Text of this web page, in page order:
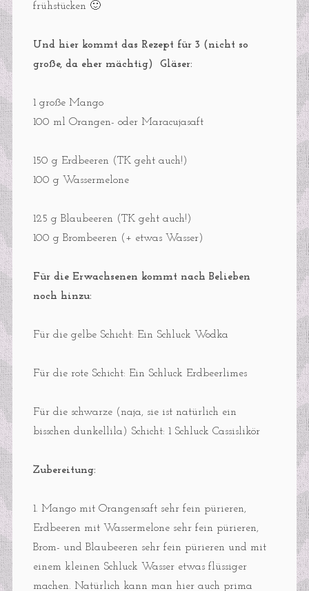
frühstücken 🙂
Und hier kommt das Rezept für 3 (nicht so
große, da eher mächtig) Gläser:
1 große Mango
100 ml Orangen- oder Maracujasaft
150 g Erdbeeren (TK geht auch!)
100 g Wassermelone
125 g Blaubeeren (TK geht auch!)
100 g Brombeeren (+ etwas Wasser)
Für die Erwachsenen kommt nach Belieben
noch hinzu:
Für die gelbe Schicht: Ein Schluck Wodka
Für die rote Schicht: Ein Schluck Erdbeerlimes
Für die schwarze (naja, sie ist natürlich ein
bisschen dunkellila) Schicht: 1 Schluck Cassislikör
Zubereitung:
1. Mango mit Orangensaft sehr fein pürieren,
Erdbeeren mit Wassermelone sehr fein pürieren,
Brom- und Blaubeeren sehr fein pürieren und mit
einem kleinen Schluck Wasser etwas flüssiger
machen. Natürlich kann man hier auch prima